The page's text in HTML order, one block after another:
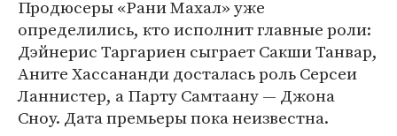
Продюсеры «Рани Махал» уже
определились, кто исполнит главные роли:
Дэйнерис Таргариен сыграет Сакши Танвар,
Аните Хассананди досталась роль Серсеи
Ланнистер, а Парту Самтаану — Джона
Сноу. Дата премьеры пока неизвестна.